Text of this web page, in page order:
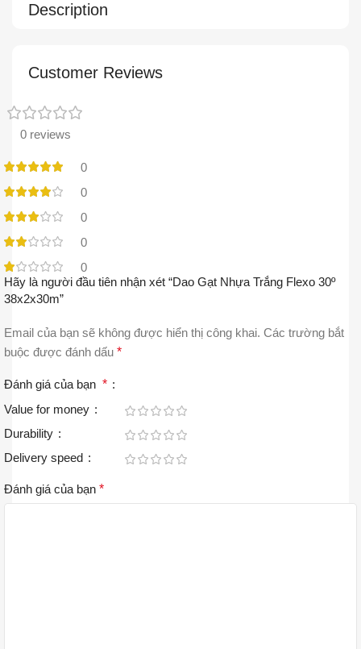
Description
Customer Reviews
0 reviews
0
0
0
0
0
Hãy là người đầu tiên nhận xét “Dao Gạt Nhựa Trắng Flexo 30º
38x2x30m”
Email của bạn sẽ không được hiển thị công khai. Các trường bắt
buộc được đánh dấu *
Đánh giá của bạn *
Value for money
Durability
Delivery speed
Đánh giá của bạn *